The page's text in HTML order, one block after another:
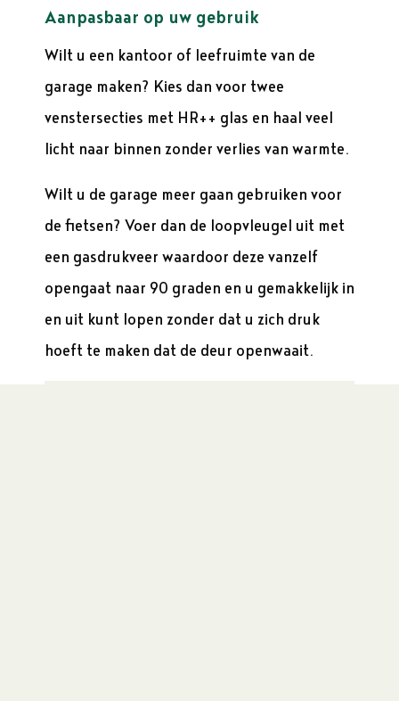
Aanpasbaar op uw gebruik
Wilt u een kantoor of leefruimte van de
garage maken? Kies dan voor twee
venstersecties met HR++ glas en haal veel
licht naar binnen zonder verlies van warmte.
Wilt u de garage meer gaan gebruiken voor
de fietsen? Voer dan de loopvleugel uit met
een gasdrukveer waardoor deze vanzelf
opengaat naar 90 graden en u gemakkelijk in
en uit kunt lopen zonder dat u zich druk
hoeft te maken dat de deur openwaait.